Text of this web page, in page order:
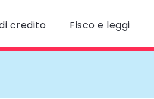
credito Fisco e leggi